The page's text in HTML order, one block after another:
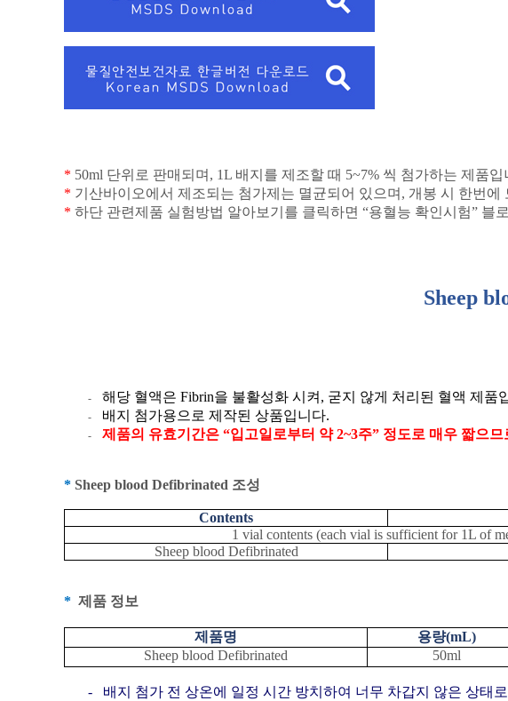
* 50ml 단위로 판매되며 , 1L 배지를 제조할 때 5~7% 씩 첨가하는 제품입
* 기산바이오에서 제조되는 첨가제는 멸균되어 있으며 , 개봉 시 한번에
* 하단 관련제품 실험방법 알아보기를 클릭하면 “용혈능 확인시험” 블
Sheep
- 해당 혈액은 Fibrin을 불활성화 시켜 , 굳지 않게 처리된 혈액 제품
- 배지 첨가용으로 제작된 상품입니다.
- 제품의 유효기간은 “입고일로부터 약 2~3주” 정도로 매우 짧으므
* Sheep blood Defibrinated 조성
Contents
1 vial contents (each vial is sufficient for 1L of
Sheep blood Defibrinated
* 제품 정보
제품명 용량(mL)
Sheep blood Defibrinated
50ml
- 배지 첨가 전 상온에 일정 시간 방치하여 너무 차갑지 않은 상태